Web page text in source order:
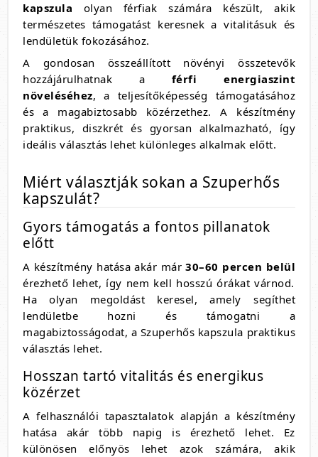
kapszula olyan férfiak számára készült, akik
természetes támogatást keresnek a vitalitásuk és
lendületük fokozásához.
A gondosan összeállított növényi összetevők
hozzájárulhatnak a férfi energiaszint
növeléséhez, a teljesítőképesség támogatásához
és a magabiztosabb közérzethez. A készítmény
praktikus, diszkrét és gyorsan alkalmazható, így
ideális választás lehet különleges alkalmak előtt.
Miért választják sokan a Szuperhős
kapszulát?
Gyors támogatás a fontos pillanatok
előtt
A készítmény hatása akár már30–60 percen belül
érezhető lehet, így nem kell hosszú órákat várnod.
Ha olyan megoldást keresel, amely segíthet
lendületbe hozni és támogatni a
magabiztosságodat, a Szuperhős kapszula praktikus
választás lehet.
Hosszan tartó vitalitás és energikus
közérzet
A felhasználói tapasztalatok alapján a készítmény
hatása akár több napig is érezhető lehet. Ez
különösen előnyös lehet azok számára, akik